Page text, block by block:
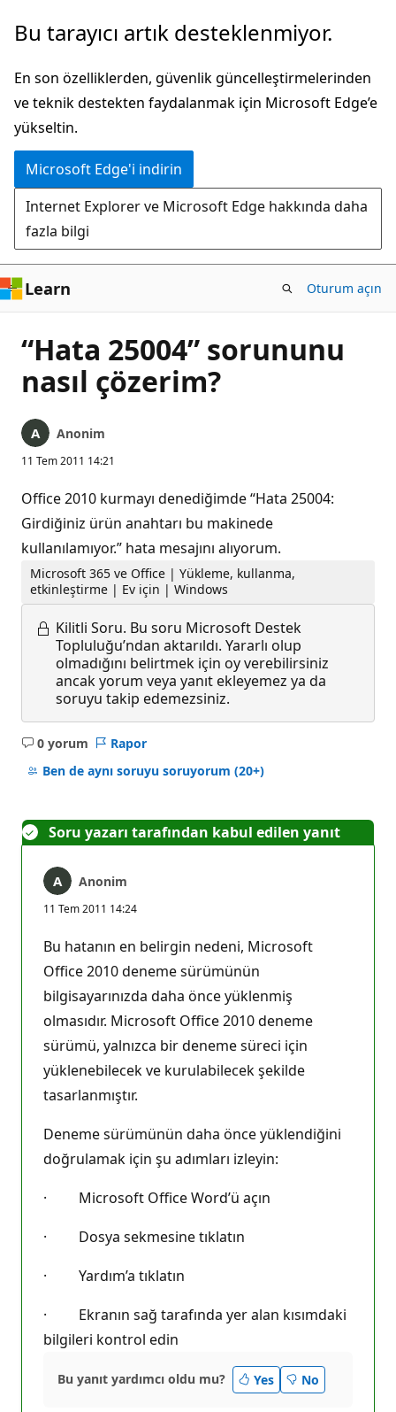
Ana
atla
Bu tarayıcı artık desteklenmiyor.
En son özelliklerden, güvenlik güncelleştirmelerinden
ve teknik destekten faydalanmak için Microsoft Edge’e
yükseltin.
Microsoft Edge'i indirin
Internet Explorer ve Microsoft Edge hakkında daha
fazla bilgi
Learn Oturum açın
“Hata 25004” sorununu
nasıl çözerim?
Anonim
11 Tem 2011 14:21
Office 2010 kurmayı denediğimde “Hata 25004:
Girdiğiniz ürün anahtarı bu makinede
kullanılamıyor.” hata mesajını alıyorum.
Microsoft 365 ve Office | Yükleme, kullanma,
etkinleştirme | Ev için | Windows
Kilitli Soru. Bu soru Microsoft Destek
Topluluğu’ndan aktarıldı. Yararlı olup
olmadığını belirtmek için oy verebilirsiniz
ancak yorum veya yanıt ekleyemez ya da
soruyu takip edemezsiniz.
0 yorum
Açıklama
yok
Rapor
Ben de aynı soruyu soruyorum (20+)
Soru yazarı tarafından kabul edilen yanıt
Anonim
11 Tem 2011 14:24
Bu hatanın en belirgin nedeni, Microsoft
Office 2010 deneme sürümünün
bilgisayarınızda daha önce yüklenmiş
olmasıdır. Microsoft Office 2010 deneme
sürümü, yalnızca bir deneme süreci için
yüklenebilecek ve kurulabilecek şekilde
tasarlanmıştır.
Deneme sürümünün daha önce yüklendiğini
doğrulamak için şu adımları izleyin:
· Microsoft Office Word’ü açın
· Dosya sekmesine tıklatın
· Yardım’a tıklatın
· Ekranın sağ tarafında yer alan kısımdaki
bilgileri kontrol edin
Bu yanıt yardımcı oldu mu? Yes No